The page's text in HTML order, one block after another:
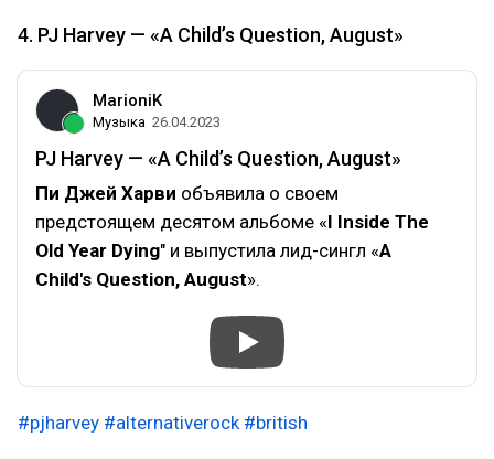
4. PJ Harvey — «A Child’s Question, August»
MarioniK
Музыка 26.04.2023
PJ Harvey — «A Child’s Question, August»
Пи Джей Харви объявила о своем
предстоящем десятом альбоме «I Inside The
Old Year Dying" и выпустила лид-сингл «A
Child's Question, August».
#pjharvey #alternativerock #british